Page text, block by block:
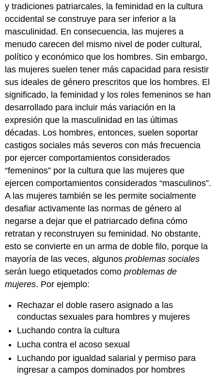
y tradiciones patriarcales, la feminidad en la cultura
occidental se construye para ser inferior a la
masculinidad. En consecuencia, las mujeres a
menudo carecen del mismo nivel de poder cultural,
político y económico que los hombres. Sin embargo,
las mujeres suelen tener más capacidad para resistir
sus ideales de género prescritos que los hombres. El
significado, la feminidad y los roles femeninos se han
desarrollado para incluir más variación en la
expresión que la masculinidad en las últimas
décadas. Los hombres, entonces, suelen soportar
castigos sociales más severos con más frecuencia
por ejercer comportamientos considerados
“femeninos” por la cultura que las mujeres que
ejercen comportamientos considerados “masculinos”.
A las mujeres también se les permite socialmente
desafiar activamente las normas de género al
negarse a dejar que el patriarcado defina cómo
retratan y reconstruyen su feminidad. No obstante,
esto se convierte en un arma de doble filo, porque la
mayoría de las veces, algunosproblemas sociales
serán luego etiquetados comoproblemas de
mujeres. Por ejemplo:
Rechazar el doble rasero asignado a las
conductas sexuales para hombres y mujeres
Luchando contra la cultura
Lucha contra el acoso sexual
Luchando por igualdad salarial y permiso para
ingresar a campos dominados por hombres